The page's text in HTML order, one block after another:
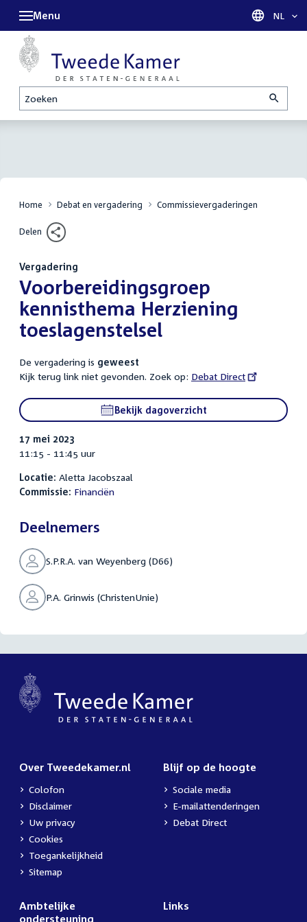
Zoeken
Menu Taal
NL
Home Debat en vergadering Commissievergaderingen
Delen
Vergadering
:Voorbereidingsgroep
kennisthema Herziening
toeslagenstelsel
De vergadering is geweest
Kijk terug link niet gevonden. Zoek op: External
Debat Direct
Bekijk dagoverzicht
17 mei 2023
11:15 - 11:45 uur
Locatie: Aletta Jacobszaal
Commissie: Financiën
Deelnemers
S.P.R.A. van Weyenberg (D66)
P.A. Grinwis (ChristenUnie)
Over Tweedekamer.nl
Colofon
Disclaimer
Uw privacy
Cookies
Toegankelijkheid
Sitemap
Blijf op de hoogte
Sociale media
E-mailattenderingen
Debat Direct
Ambtelijke
ondersteuning
Links